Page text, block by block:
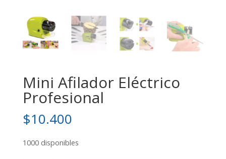
Mini Afilador Eléctrico
Profesional
$10.400
1000 disponibles